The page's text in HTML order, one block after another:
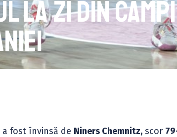
la zi din
a fost învinsă de Niners Chemnitz, scor